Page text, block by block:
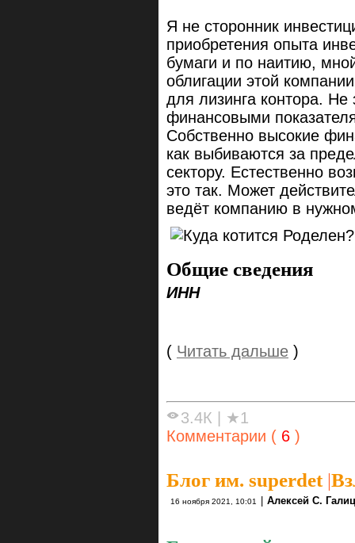
Я не сторонник
приобретения опыта
бумаги и по наитию,
облигации этой
для лизинга контора.
финансовыми
Собственно высокие
как выбиваются за
сектору. Естественно
это так. Может
ведёт компанию в
Общие сведения
ИНН
( Читать дальше )
3.4К | ★1
Комментарии ( 6 )
Блог им. superdet|
16 ноября 2021, 10:01 | Алексей С.